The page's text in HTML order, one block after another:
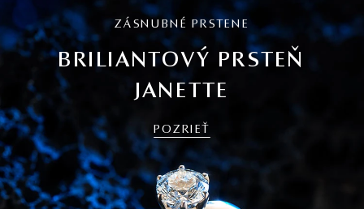
ZÁSNUBNÉ PRSTENE
BRILIANTOVÝ PRSTEŇ
JANETTE
POZRIEŤ